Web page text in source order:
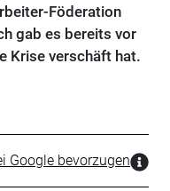
Föderation
gab es bereits vor
Krise verschäft hat.
Google bevorzugen